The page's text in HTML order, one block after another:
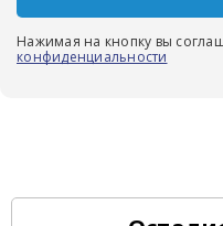
Нажимая на кнопку вы
конфиденциальности